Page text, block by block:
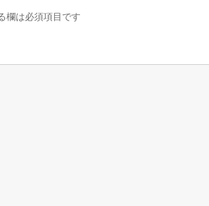
欄は必須項目です